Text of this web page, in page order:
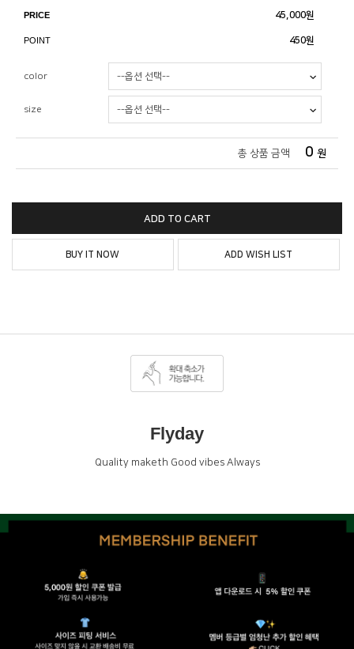
PRICE 45,000원
POINT 450원
color
size
총 상품 금액 0 원
ADD TO CART
BUY IT NOW ADD WISH LIST
Flyday
Quality maketh Good vibes Always